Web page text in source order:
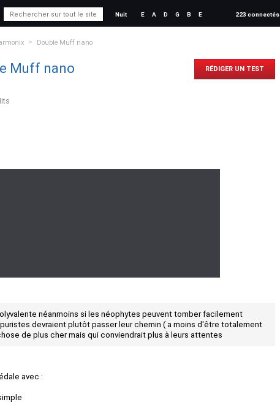
Nuit E A D G B E 223 connectés
> Double Muff nano
Muff nano RÉDIGER UN TEST
néanmoins si les néophytes peuvent tomber facilement
devraient plutôt passer leur chemin ( a moins d'être totalement
de plus cher mais qui conviendrait plus à leurs attentes
avec :